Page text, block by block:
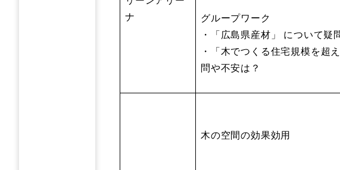
ナ
グループワーク
・「広島県産材」 について疑
・「木でつくる住宅規模を超
問や不安は？
木の空間の効果効用